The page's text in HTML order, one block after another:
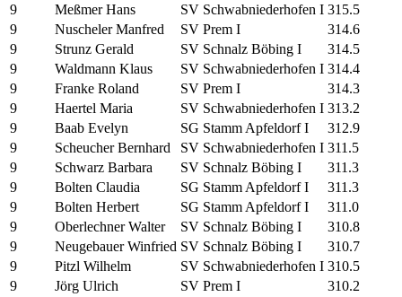
9
Meßmer Hans SV Schwabniederhofen I 315.5
9
Nuscheler Manfred SV Prem I
314.6
9
Strunz Gerald SV Schnalz Böbing I
314.5
9
Waldmann Klaus SV Schwabniederhofen I 314.4
9
Franke Roland SV Prem I
314.3
9
Haertel Maria SV Schwabniederhofen I 313.2
9
Baab Evelyn SG Stamm Apfeldorf I
312.9
9
Scheucher Bernhard SV Schwabniederhofen I 311.5
9
Schwarz Barbara SV Schnalz Böbing I
311.3
9
Bolten Claudia SG Stamm Apfeldorf I
311.3
9
Bolten Herbert SG Stamm Apfeldorf I
311.0
9
Oberlechner Walter SV Schnalz Böbing I
310.8
9
Neugebauer Winfried SV Schnalz Böbing I
310.7
9
Pitzl Wilhelm SV Schwabniederhofen I 310.5
9
Jörg Ulrich SV Prem I
310.2